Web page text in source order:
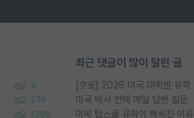
9
274
1388
최근 댓글이 많이 달린 글
미국 박사 컨택 메일 답변 질문
미박 탑스쿨 유학이 빡세진 이유